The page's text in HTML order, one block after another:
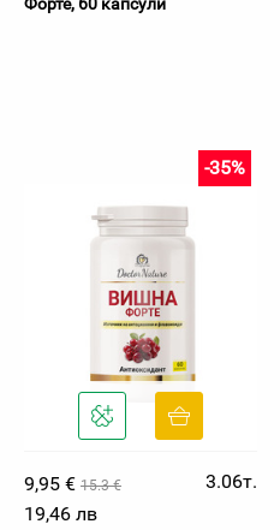
9,95 € 15.3 €
-35%
3.06т.
19,46 лв